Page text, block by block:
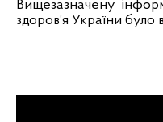
Вищезазначену
здоров’я України було